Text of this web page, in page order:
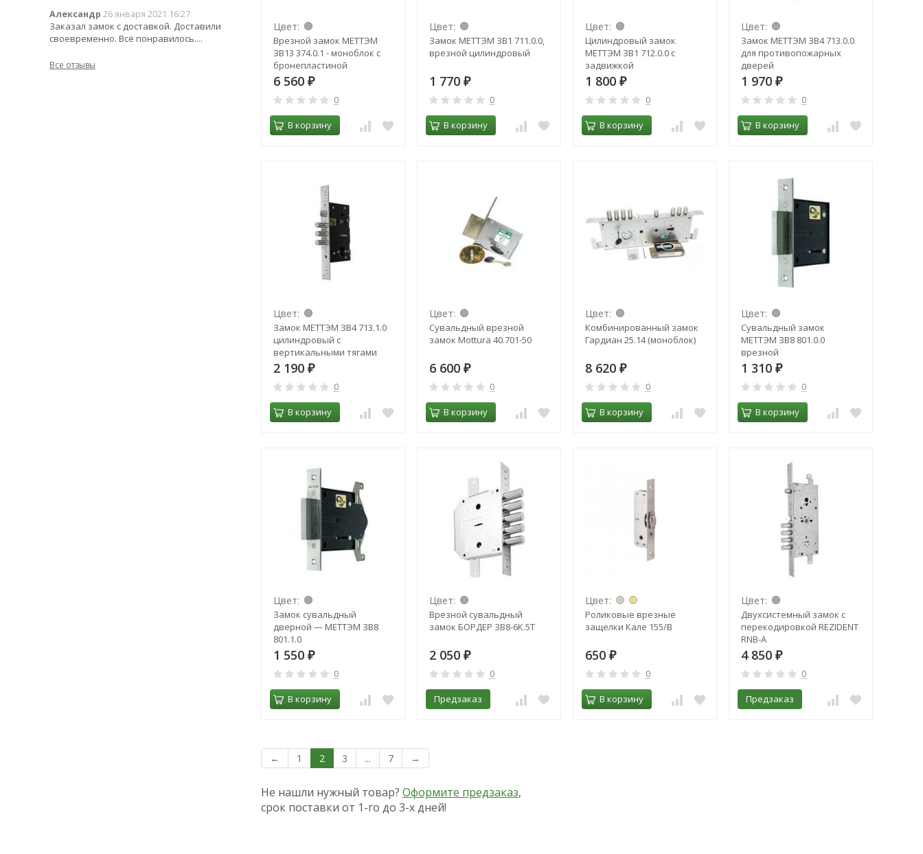
Цвет:
Врезной замок МЕТТЭМ
ЗВ13 374.0.1 - моноблок с
бронепластиной
6 560 ₽
0
В корзину
Цвет:
Замок МЕТТЭМ ЗВ1 711.0.0,
врезной цилиндровый
1 770 ₽
0
В корзину
Цвет:
Цилиндровый замок
МЕТТЭМ ЗВ1 712.0.0 с
задвижкой
1 800 ₽
0
В корзину
Цвет:
Замок МЕТТЭМ ЗВ4 713.0.0
для противопожарных
дверей
1 970 ₽
0
В корзину
Цвет:
Замок МЕТТЭМ ЗВ4 713.1.0
цилиндровый с
вертикальными тягами
2 190 ₽
0
В корзину
Цвет:
Сувальдный врезной
замок Mottura 40.701-50
6 600 ₽
0
В корзину
Цвет:
Комбинированный замок
Гардиан 25.14 (моноблок)
8 620 ₽
0
В корзину
Цвет:
Сувальдный замок
МЕТТЭМ ЗВ8 801.0.0
врезной
1 310 ₽
0
В корзину
Цвет:
Замок сувальдный
дверной — МЕТТЭМ ЗВ8
801.1.0
1 550 ₽
0
В корзину
Цвет:
Врезной сувальдный
замок БОРДЕР ЗВ8-6К.5Т
2 050 ₽
0
Предзаказ
Цвет:
Роликовые врезные
защелки Кале 155/В
650 ₽
0
В корзину
Цвет:
Двухсистемный замок с
перекодировкой REZIDENT
RNB-A
4 850 ₽
0
Предзаказ
← 1 2 3 ... 7 →
Не нашли нужный товар? Оформите предзаказ,
срок поставки от 1-го до 3-х дней!
Александр 26 января 2021 16:27
Заказал замок с доставкой. Доставили
своевременно. Всё понравилось....
Все отзывы